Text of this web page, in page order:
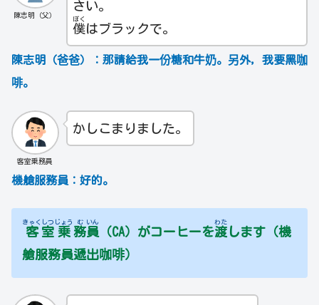
陳志明（父）
さい。
僕
ぼく
はブラックで。
陳志明（爸爸）：那請給我一份糖和牛奶。另外, 我要黑咖
啡。
客室乗務員
かしこまりました。
機艙服務員：好的。
客
きゃく
室
しつ
乗
じょう
務
む
員
いん
（CA）がコーヒーを渡
わた
します（機
艙服務員遞出咖啡）